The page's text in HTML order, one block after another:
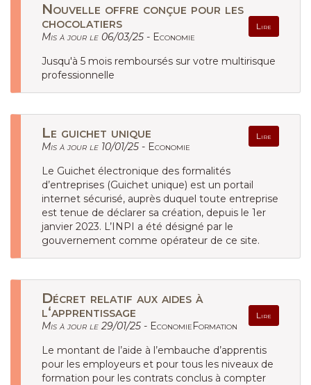
Nouvelle offre conçue pour les
chocolatiers
Lire
Mis à jour le 06/03/25 - Economie
Jusqu'à 5 mois remboursés sur votre multirisque
professionnelle
Le guichet unique Lire
Mis à jour le 10/01/25 - Economie
Le Guichet électronique des formalités
d’entreprises (Guichet unique) est un portail
internet sécurisé, auprès duquel toute entreprise
est tenue de déclarer sa création, depuis le 1er
janvier 2023. L’INPI a été désigné par le
gouvernement comme opérateur de ce site.
Décret relatif aux aides à
l‘apprentissage
Lire
Mis à jour le 29/01/25 - EconomieFormation
Le montant de l’aide à l’embauche d’apprentis
pour les employeurs et pour tous les niveaux de
formation pour les contrats conclus à compter